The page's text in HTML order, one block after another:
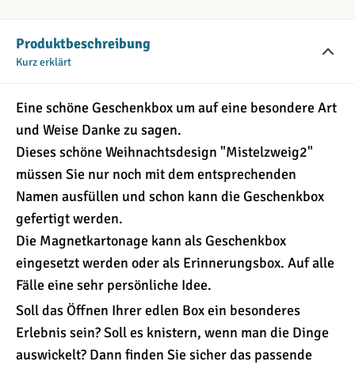
Produktbeschreibung
Kurz erklärt
Eine schöne Geschenkbox um auf eine besondere Art
und Weise Danke zu sagen.
Dieses schöne Weihnachtsdesign "Mistelzweig2"
müssen Sie nur noch mit dem entsprechenden
Namen ausfüllen und schon kann die Geschenkbox
gefertigt werden.
Die Magnetkartonage kann als Geschenkbox
eingesetzt werden oder als Erinnerungsbox. Auf alle
Fälle eine sehr persönliche Idee.
Soll das Öffnen Ihrer edlen Box ein besonderes
Erlebnis sein? Soll es knistern, wenn man die Dinge
auswickelt? Dann finden Sie sicher das passende